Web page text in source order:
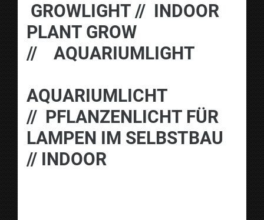
GROWLIGHT // INDOOR
PLANT GROW
// AQUARIUMLIGHT
AQUARIUMLICHT
// PFLANZENLICHT FÜR
LAMPEN IM SELBSTBAU
// INDOOR